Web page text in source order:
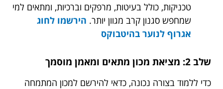
טכניקות, כולל בעיטות, מרפקים וברכיות, ומתאים למי
שמחפש סגנון קרב מגוון יותר. הירשמו לחוג
אגרוף לנוער בהיטבוקס
שלב 2: מציאת מכון מתאים ומאמן מוסמך
כדי ללמוד בצורה נכונה, כדאי להירשם למכון המתמחה